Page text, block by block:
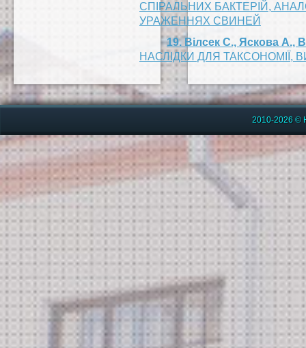
СПІРАЛЬНИХ БАКТЕРІЙ,
УРАЖЕННЯХ СВИНЕЙ
19. Вілсек С., Яскова А.,
НАСЛІДКИ ДЛЯ ТАКСОНОМІЇ,
2010-2026 ©